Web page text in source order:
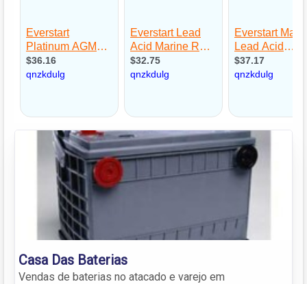
Casa Das Baterias
Vendas de baterias no atacado e varejo em